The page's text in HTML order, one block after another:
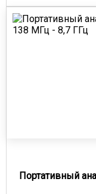
Портативный